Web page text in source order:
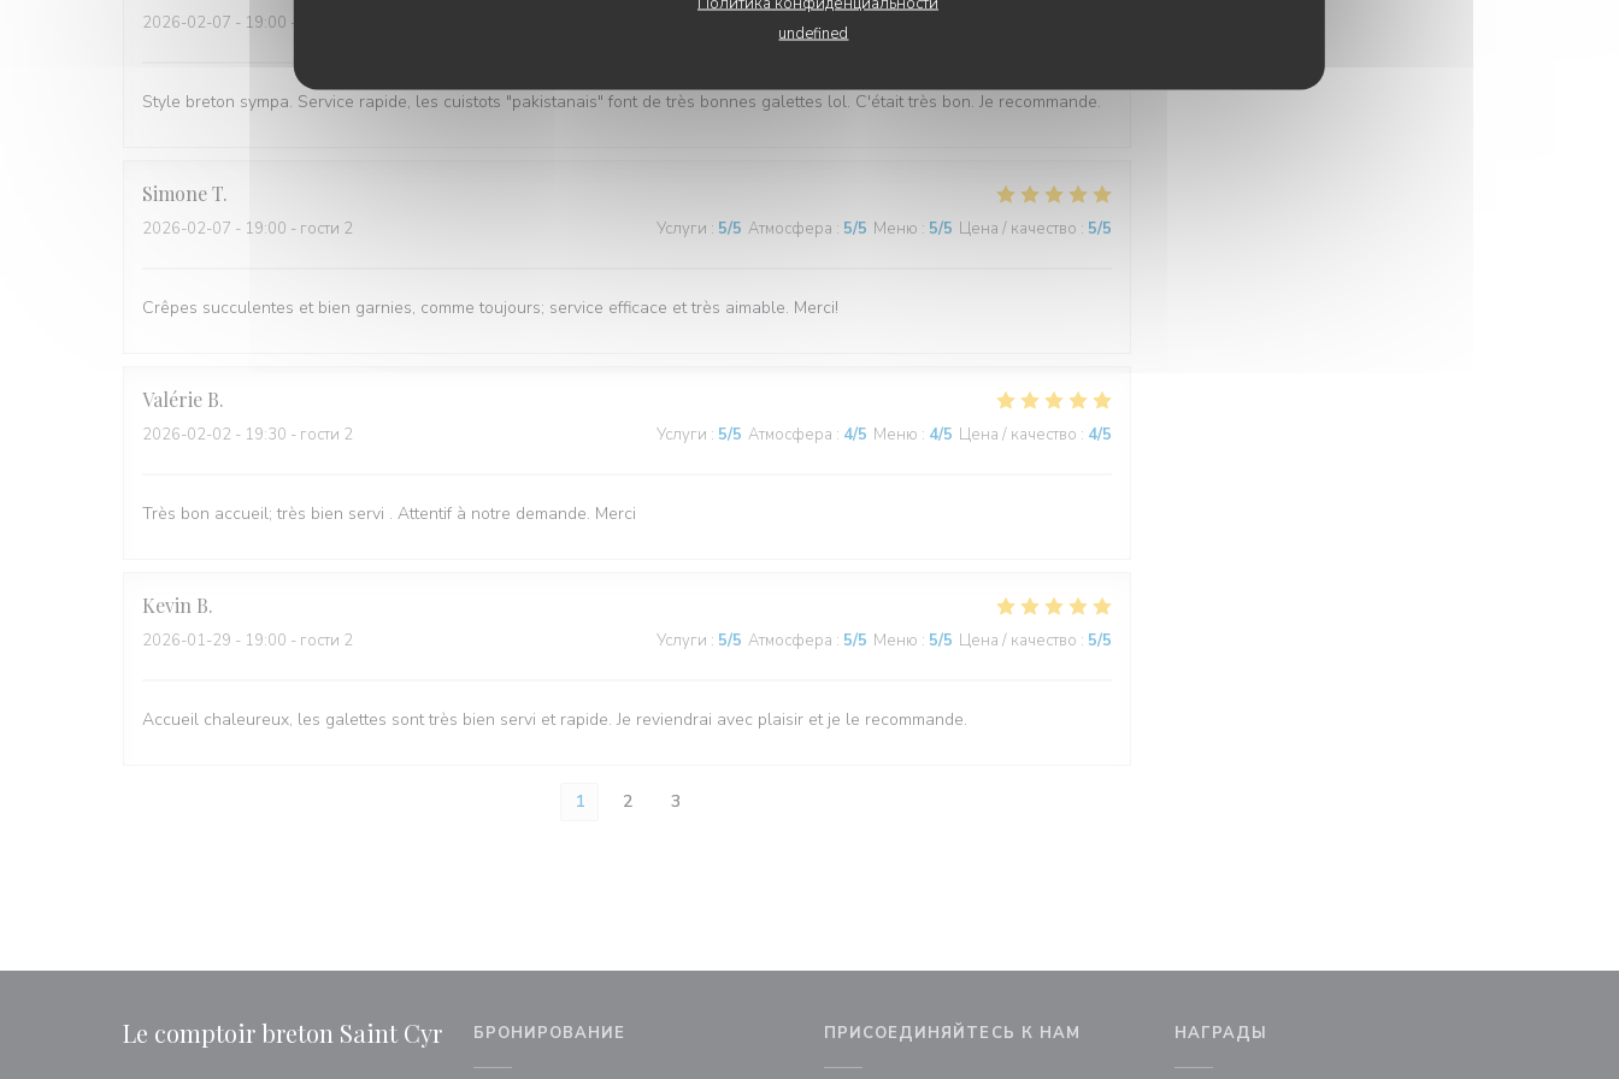
undefined
2026-02-07 - 19:00 - гости 2 Атмосфера 5
Style breton sympa. Service rapide, les cuistots "pakistanais" font de très bonnes galettes lol. C'était très bon. Je recommande.
SimoneT
2026-02-07 - 19:00 - гости 2 Услуги : 5/5 Атмосфера : 5/5 Меню : 5/5 Цена / качество : 5/5
Crêpes succulentes et bien garnies, comme toujours; service efficace et très aimable. Merci!
Valérie B
2026-02-02 - 19:30 - гости 2 Услуги : 5/5 Атмосфера : 4/5 Меню : 4/5 Цена / качество : 4/5
Très bon accueil; très bien servi . Attentif à notre demande. Merci
Kevin B
2026-01-29 - 19:00 - гости 2 Услуги : 5/5 Атмосфера : 5/5 Меню : 5/5 Цена / качество : 5/5
Accueil chaleureux, les galettes sont très bien servi et rapide. Je reviendrai avec plaisir et je le recommande.
1 2 3
Le comptoir breton Saint Cyr БРОНИРОВАНИЕ ПРИСОЕДИНЯЙТЕСЬ К НАМ НАГРАДЫ